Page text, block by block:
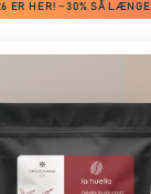
ER HER! −30% SÅ LÆNGE